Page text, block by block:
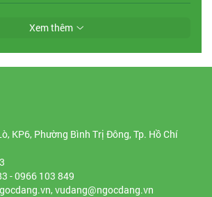
Xem thêm
KP6, Phường Bình Trị Đông, Tp. Hồ Chí
- 0966 103 849
vudang@ngocdang.vn